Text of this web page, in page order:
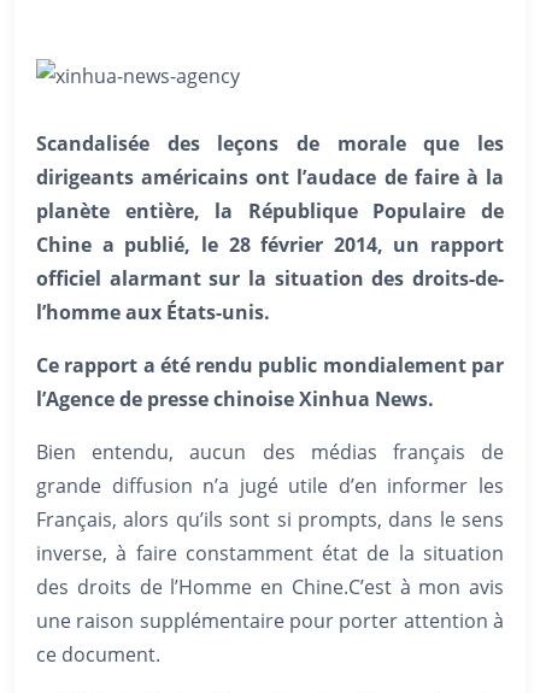
Scandalisée des leçons de morale que les
dirigeants américains ont l’audace de faire à la
planète entière, la République Populaire de
Chine a publié, le 28 février 2014, un rapport
officiel alarmant sur la situation des droits-de-
l’homme aux États-unis.
Ce rapport a été rendu public mondialement par
l’Agence de presse chinoise Xinhua News.
Bien entendu, aucun des médias français de
grande diffusion n’a jugé utile d’en informer les
Français, alors qu’ils sont si prompts, dans le sens
inverse, à faire constamment état de la situation
des droits de l’Homme en Chine.C’est à mon avis
une raison supplémentaire pour porter attention à
ce document.